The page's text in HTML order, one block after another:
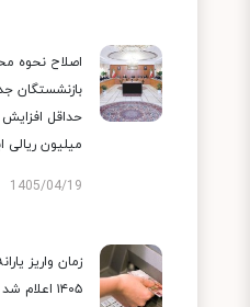
اصلاح نحوه
میلیون ریالی
1405/04/19
زمان واریز
۱۴۰۵ اعلام شد